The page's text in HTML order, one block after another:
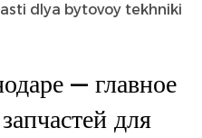
dlya bytovoy tekhniki
— главное
для